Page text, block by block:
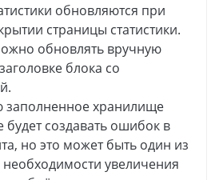
обновляются при
страницы статистики.
обновлять вручную
блока со
заполненное хранилище
будет создавать ошибок в
но это может быть один из
увеличения